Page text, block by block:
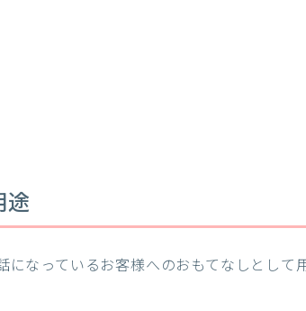
途
になっているお客様へのおもてなしとして